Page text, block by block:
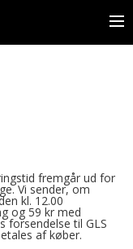
fremgår ud for
Vi sender, om
kl. 12.00
og 59 kr med
forsendelse til GLS
af køber.